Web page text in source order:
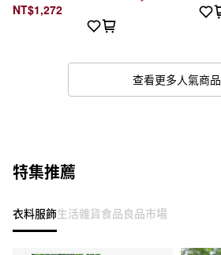
NT$1,272
查看更多人氣商品
特集推薦
衣料服飾生活雜貨食品良品市場